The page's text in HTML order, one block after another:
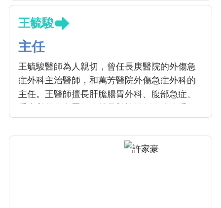
王毓駿
主任
王毓駿醫師為人親切，曾任長庚醫院的外傷急
症外科主治醫師，和萬芳醫院外傷急症外科的
主任。王醫師擅長肝膽腸胃外科、腹部急症、
病患外，王醫師亦致力於臨床教學，給予實習
醫學生精闢的說明與研析，深受醫學生們的愛